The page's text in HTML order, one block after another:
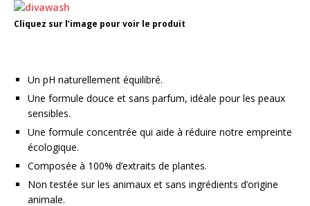
Cliquez sur l’image pour voir le produit
Un pH naturellement équilibré.
Une formule douce et sans parfum, idéale pour les peaux
sensibles.
Une formule concentrée qui aide à réduire notre empreinte
écologique.
Composée à 100% d’extraits de plantes.
Non testée sur les animaux et sans ingrédients d’origine
animale.